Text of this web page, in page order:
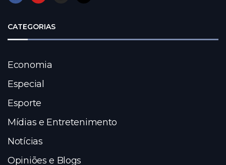
CATEGORIAS
Economia
Especial
Esporte
Mídias e Entretenimento
Notícias
Opiniões e Blogs